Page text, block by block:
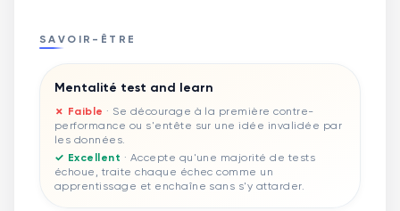
SAVOIR-ÊTRE
Mentalité test and learn
✗ Faible · Se décourage à la première contre-
performance ou s'entête sur une idée invalidée par
les données.
✓ Excellent · Accepte qu'une majorité de tests
échoue, traite chaque échec comme un
apprentissage et enchaîne sans s'y attarder.